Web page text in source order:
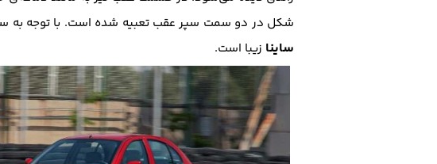
شکل در دو سمت سپر عقب تعبیه شده است. با توجه به
ساینا زیبا است.